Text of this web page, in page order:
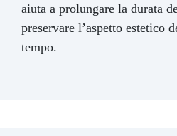
aiuta a prolungare la durata
preservare l’aspetto estetico
tempo.